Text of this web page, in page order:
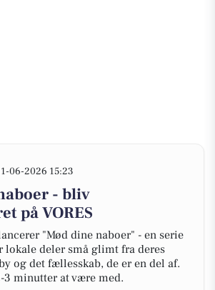
06-2026 15:23
- bliv
på VORES
"Mød dine naboer" - en serie
deler små glimt fra deres
og det fællesskab, de er en del af.
3 minutter at være med.